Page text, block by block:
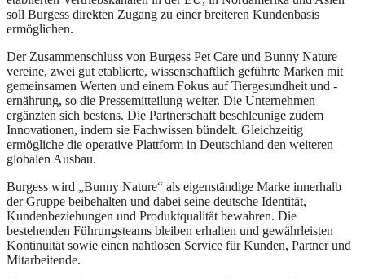
soll Burgess direkten Zugang zu einer breiteren Kundenbasis
ermöglichen.
Der Zusammenschluss von Burgess Pet Care und Bunny Nature
vereine, zwei gut etablierte, wissenschaftlich geführte Marken mit
gemeinsamen Werten und einem Fokus auf Tiergesundheit und -
ernährung, so die Pressemitteilung weiter. Die Unternehmen
ergänzten sich bestens. Die Partnerschaft beschleunige zudem
Innovationen, indem sie Fachwissen bündelt. Gleichzeitig
ermögliche die operative Plattform in Deutschland den weiteren
globalen Ausbau.
Burgess wird „Bunny Nature“ als eigenständige Marke innerhalb
der Gruppe beibehalten und dabei seine deutsche Identität,
Kundenbeziehungen und Produktqualität bewahren. Die
bestehenden Führungsteams bleiben erhalten und gewährleisten
Kontinuität sowie einen nahtlosen Service für Kunden, Partner und
Mitarbeitende.